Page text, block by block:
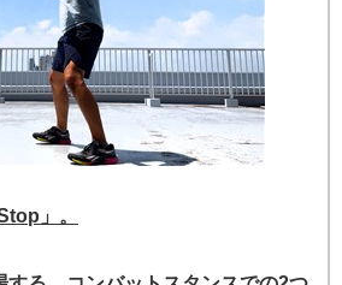
」。